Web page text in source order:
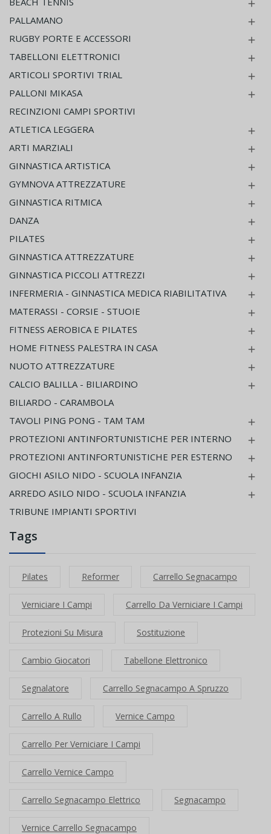

PALLAMANO 
RUGBY PORTE E ACCESSORI 
TABELLONI ELETTRONICI 
ARTICOLI SPORTIVI TRIAL 
PALLONI MIKASA 
RECINZIONI CAMPI SPORTIVI
ATLETICA LEGGERA

ARTI MARZIALI 
GINNASTICA ARTISTICA 
GYMNOVA ATTREZZATURE 
GINNASTICA RITMICA 
DANZA 
PILATES 
GINNASTICA ATTREZZATURE 
GINNASTICA PICCOLI ATTREZZI 
INFERMERIA - GINNASTICA MEDICA RIABILITATIVA 
MATERASSI - CORSIE - STUOIE 
FITNESS AEROBICA E PILATES 
HOME FITNESS PALESTRA IN CASA 
NUOTO ATTREZZATURE 
CALCIO BALILLA - BILIARDINO 
BILIARDO - CARAMBOLA
TAVOLI PING PONG - TAM TAM

PROTEZIONI ANTINFORTUNISTICHE PER INTERNO 
PROTEZIONI ANTINFORTUNISTICHE PER ESTERNO 
GIOCHI ASILO NIDO - SCUOLA INFANZIA 
ARREDO ASILO NIDO - SCUOLA INFANZIA 
TRIBUNE IMPIANTI SPORTIVI
Tags
Pilates Reformer Carrello Segnacampo
Verniciare I Campi Carrello Da Verniciare I Campi
Protezioni Su Misura Sostituzione
Cambio Giocatori Tabellone Elettronico
Segnalatore Carrello Segnacampo A Spruzzo
Carrello A Rullo Vernice Campo
Carrello Per Verniciare I Campi
Carrello Vernice Campo
Carrello Segnacampo Elettrico Segnacampo
Vernice Carrello Segnacampo